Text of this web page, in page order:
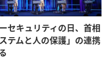
セキュリティの日、首相
テムと人の保護」の連携